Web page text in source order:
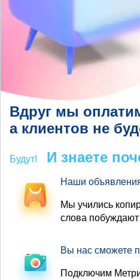
Вдруг мы
а клиентов не
Будут! И знаете
Наши
Мы учились
слова побуждают
Вы нас сможете
Подключим